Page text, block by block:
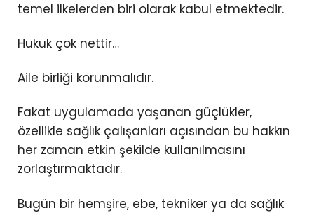
temel ilkelerden biri olarak kabul etmektedir.
Hukuk çok nettir…
Aile birliği korunmalıdır.
Fakat uygulamada yaşanan güçlükler,
özellikle sağlık çalışanları açısından bu hakkın
her zaman etkin şekilde kullanılmasını
zorlaştırmaktadır.
Bugün bir hemşire, ebe, tekniker ya da sağlık